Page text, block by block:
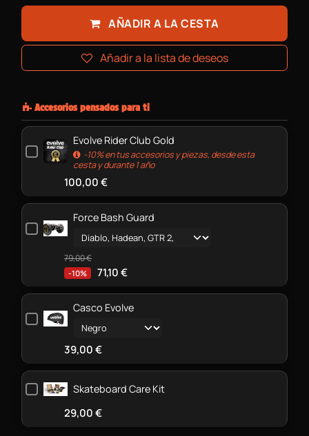
AÑADIR A LA CESTA
Añadir a la lista de deseos
Accesorios pensados para ti
Evolve Rider Club Gold
-10% en tus accesorios y piezas, desde esta
cesta y durante 1 año
100,00€
Force Bash Guard
79,00€
-10% 71,10€
Casco Evolve
39,00€
Skateboard Care Kit
29,00€